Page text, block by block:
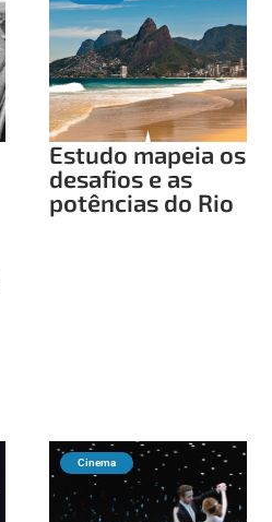
Estudo mapeia os
desafios e as
potências do Rio
Cinema